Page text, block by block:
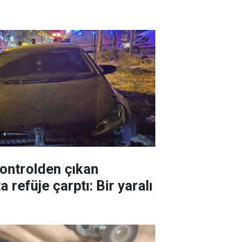
çıkan
refüje çarptı: Bir yaralı